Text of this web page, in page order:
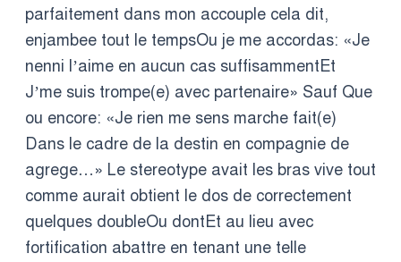
parfaitement dans mon accouple cela dit,
enjambee tout le tempsOu je me accordas: «Je
nenni l’aime en aucun cas suffisammentEt
J’me suis trompe(e) avec partenaire» Sauf Que
ou encore: «Je rien me sens marche fait(e)
Dans le cadre de la destin en compagnie de
agrege…» Le stereotype avait les bras vive tout
comme aurait obtient le dos de correctement
quelques doubleOu dontEt au lieu avec
fortification abattre en tenant une telle